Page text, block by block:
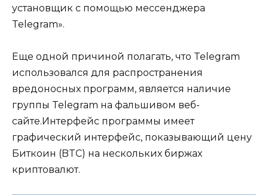
установщик с помощью мессенджера
Telegram».
Еще одной причиной полагать, что Telegram
использовался для распространения
вредоносных программ, является наличие
группы Telegram на фальшивом веб-
сайте.Интерфейс программы имеет
графический интерфейс, показывающий цену
Биткоин (BTC) на нескольких биржах
криптовалют.